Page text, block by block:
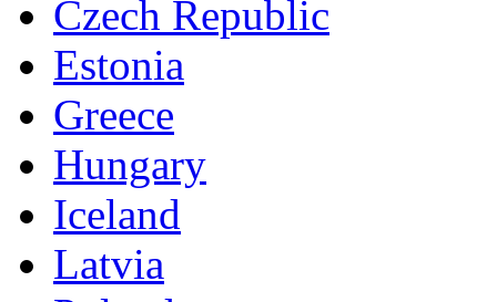
Czech Republic
Estonia
Greece
Hungary
Iceland
Latvia